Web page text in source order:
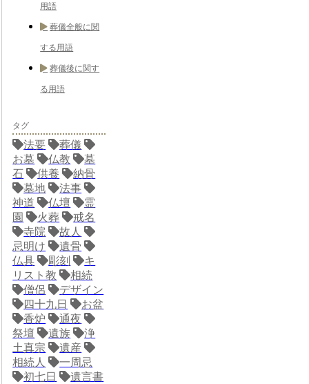
用語
葬儀全般に関
する用語
葬儀後に関す
る用語
タグ
法要
葬儀
お墓
仏教
墓
石
供養
納骨
墓地
法事
神道
仏壇
霊
園
火葬
戒名
寺院
故人
忌明け
遺骨
仏具
彫刻
キ
リスト教
相続
僧侶
デザイン
四十九日
お盆
香炉
通夜
祭壇
遺族
浄
土真宗
遺産
相続人
一周忌
初七日
遺言書